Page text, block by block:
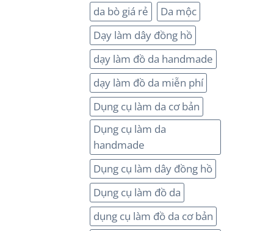
da bò giá rẻ
Da mộc
Dạy làm dây đồng hồ
dạy làm đồ da handmade
dạy làm đồ da miễn phí
Dụng cụ làm da cơ bản
Dụng cụ làm da
handmade
Dụng cụ làm dây đồng hồ
Dụng cụ làm đồ da
dụng cụ làm đồ da cơ bản